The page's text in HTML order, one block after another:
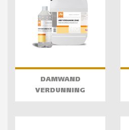
DAMWAND
VERDUNNING